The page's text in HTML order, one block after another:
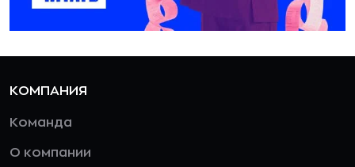
КОМПАНИЯ
Команда
О компании